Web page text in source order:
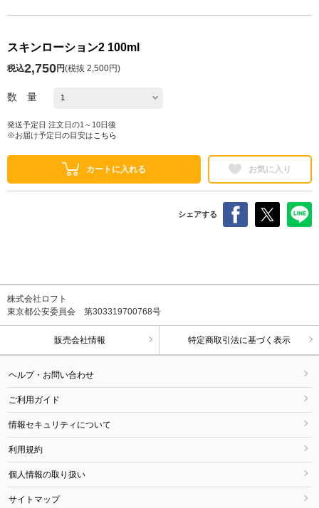
スキンローション2 100ml
税込2,750円(税抜 2,500円)
数 量
発送予定日 注文日の1～10日後
※お届け予定日の目安は こちら
カートに入れる お気に入り
シェアする
株式会社ロフト
東京都公安委員会 第303319700768号
販売会社情報 特定商取引法に基づく表示
ヘルプ・お問い合わせ
ご利用ガイド
情報セキュリティについて
利用規約
個人情報の取り扱い
サイトマップ